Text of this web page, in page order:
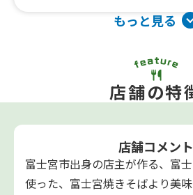
もっと見る
店舗の特
店舗コメント
富士宮市出身の店主が作る、富
使った、富士宮焼きそばより美